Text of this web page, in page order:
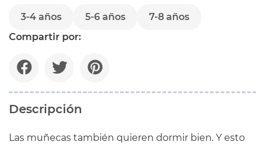
3-4 años 5-6 años
7-8 años
Compartir por:
Descripción
Las muñecas también quieren dormir bien. Y esto